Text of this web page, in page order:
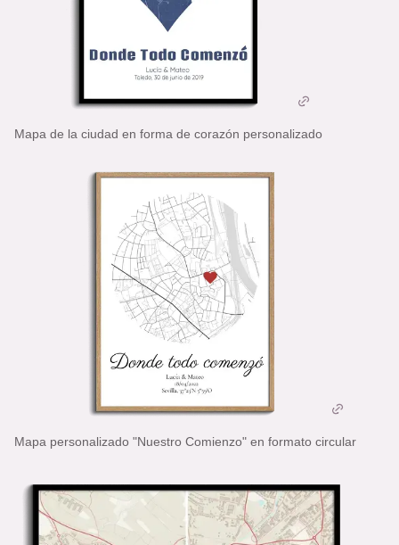
Mapa de la ciudad en forma de corazón personalizado
Mapa personalizado "Nuestro Comienzo" en formato circular